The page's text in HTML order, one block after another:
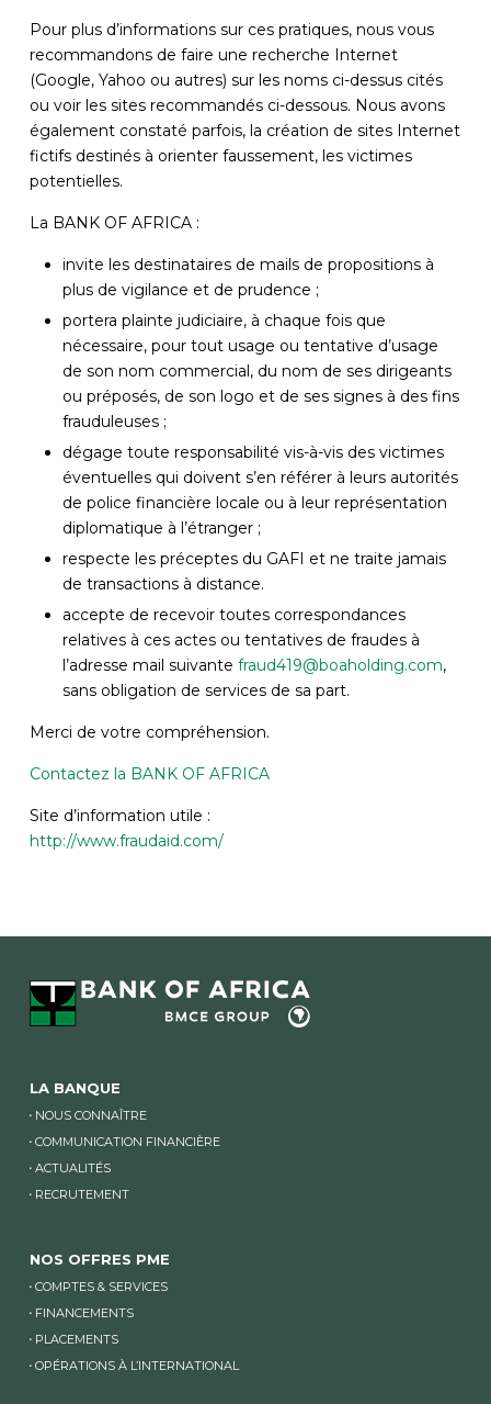
Pour plus d’informations sur ces pratiques, nous vous
recommandons de faire une recherche Internet
(Google, Yahoo ou autres) sur les noms ci-dessus cités
ou voir les sites recommandés ci-dessous. Nous avons
également constaté parfois, la création de sites Internet
fictifs destinés à orienter faussement, les victimes
potentielles.
La BANK OF AFRICA :
invite les destinataires de mails de propositions à
plus de vigilance et de prudence ;
portera plainte judiciaire, à chaque fois que
nécessaire, pour tout usage ou tentative d’usage
de son nom commercial, du nom de ses dirigeants
ou préposés, de son logo et de ses signes à des fins
frauduleuses ;
dégage toute responsabilité vis-à-vis des victimes
éventuelles qui doivent s’en référer à leurs autorités
de police financière locale ou à leur représentation
diplomatique à l’étranger ;
respecte les préceptes du GAFI et ne traite jamais
de transactions à distance.
accepte de recevoir toutes correspondances
relatives à ces actes ou tentatives de fraudes à
l’adresse mail suivante fraud419@boaholding.com,
sans obligation de services de sa part.
Merci de votre compréhension.
Contactez la BANK OF AFRICA
Site d’information utile :
http://www.fraudaid.com/
LA BANQUE
NOUS CONNAÎTRE
COMMUNICATION FINANCIÈRE
ACTUALITÉS
RECRUTEMENT
NOS OFFRES PME
COMPTES & SERVICES
FINANCEMENTS
PLACEMENTS
OPÉRATIONS À L’INTERNATIONAL